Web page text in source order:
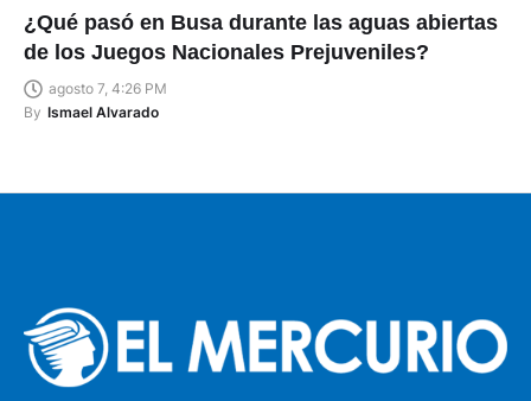
¿Qué pasó en Busa durante las aguas abiertas
de los Juegos Nacionales Prejuveniles?
agosto 7, 4:26 PM
By Ismael Alvarado